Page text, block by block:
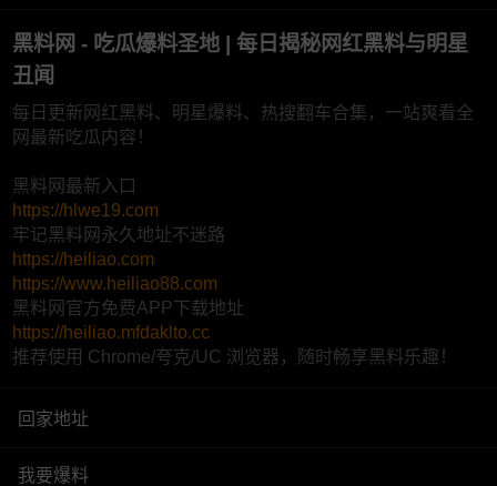
黑料网 - 吃瓜爆料圣地 | 每日揭秘网红黑料与明星
丑闻
每日更新网红黑料、明星爆料、热搜翻车合集，一站爽看全
网最新吃瓜内容！
黑料网最新入口
https://hlwe19.com
牢记黑料网永久地址不迷路
https://heiliao.com
https://www.heiliao88.com
黑料网官方免费APP下载地址
https://heiliao.mfdaklto.cc
推荐使用 Chrome/夸克/UC 浏览器，随时畅享黑料乐趣！
回家地址
我要爆料